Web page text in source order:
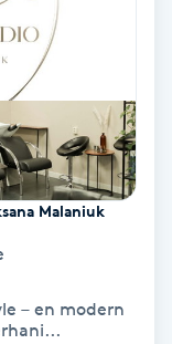
Malaniuk
– en modern